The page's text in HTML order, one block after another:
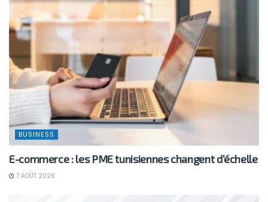
BUSINESS
E-commerce : les PME tunisiennes changent d’échelle
7 AOÛT 2026